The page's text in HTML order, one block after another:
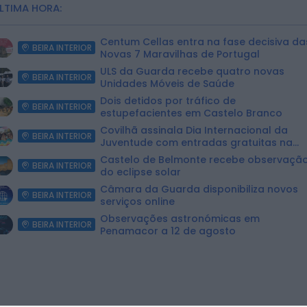
HORA:
BEIRA INTERIOR
Centum Cellas entra na fase decisiva
Novas 7 Maravilhas de Portugal
BEIRA INTERIOR
ULS da Guarda recebe quatro novas
Unidades Móveis de Saúde
BEIRA INTERIOR
Dois detidos por tráfico de
estupefacientes em Castelo Branco
BEIRA INTERIOR
Covilhã assinala Dia Internacional da
Juventude com entradas gratuitas na
Piscina Praia
BEIRA INTERIOR
Castelo de Belmonte recebe
do eclipse solar
BEIRA INTERIOR
Câmara da Guarda disponibiliza novos
serviços online
BEIRA INTERIOR
Observações astronómicas em
Penamacor a 12 de agosto